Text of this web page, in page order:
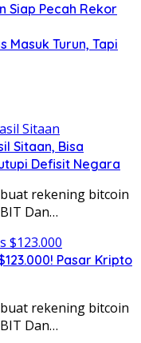
Siap Pecah Rekor
Masuk Turun, Tapi
Sitaan, Bisa
Defisit Negara
rekening bitcoin
Dan…
Pasar Kripto
rekening bitcoin
Dan…